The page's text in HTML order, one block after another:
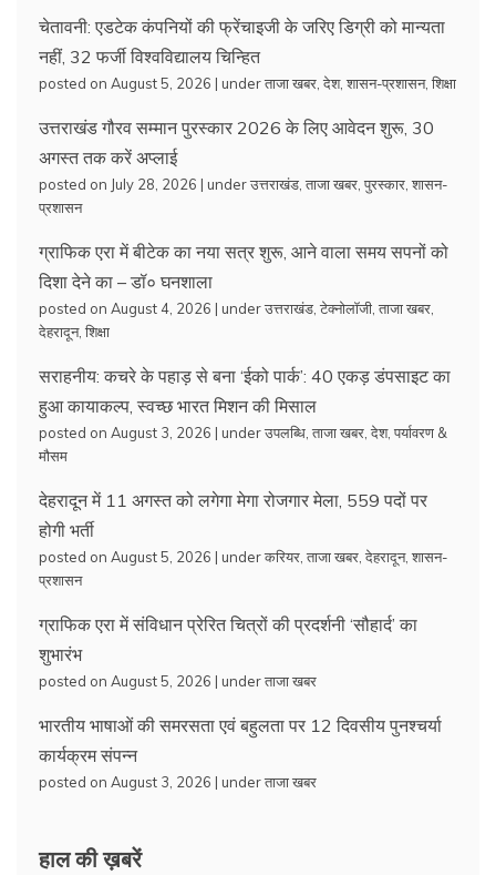
चेतावनी: एडटेक कंपनियों की फ्रेंचाइजी के जरिए डिग्री को मान्यता
नहीं, 32 फर्जी विश्वविद्यालय चिन्हित
posted on August 5, 2026 | underताजा खबर देश, शासन-प्रशासन, शिक्षा
उत्तराखंड गौरव सम्मान पुरस्कार 2026 के लिए आवेदन शुरू, 30
अगस्त तक करें अप्लाई
posted on July 28, 2026 | underउत्तराखंड ताजा खबर पुरस्कार शासन-
प्रशासन
ग्राफिक एरा में बीटेक का नया सत्र शुरू, आने वाला समय सपनों को
दिशा देने का – डॉ० घनशाला
posted on August 4, 2026 | underउत्तराखंड टेक्नोलॉजी ताजा खबर
देहरादून, शिक्षा
सराहनीय: कचरे के पहाड़ से बना ‘ईको पार्क’: 40 एकड़ डंपसाइट का
हुआ कायाकल्प, स्वच्छ भारत मिशन की मिसाल
posted on August 3, 2026 | underउपलब्धि ताजा खबर देश, पर्यावरण &
मौसम
देहरादून में 11 अगस्त को लगेगा मेगा रोजगार मेला, 559 पदों पर
होगी भर्ती
posted on August 5, 2026 | underकरियर ताजा खबर देहरादून, शासन-
प्रशासन
ग्राफिक एरा में संविधान प्रेरित चित्रों की प्रदर्शनी ‘सौहार्द’ का
शुभारंभ
posted on August 5, 2026 | underताजा खबर
भारतीय भाषाओं की समरसता एवं बहुलता पर 12 दिवसीय पुनश्चर्या
कार्यक्रम संपन्न
posted on August 3, 2026 | underताजा खबर
हाल की ख़बरें